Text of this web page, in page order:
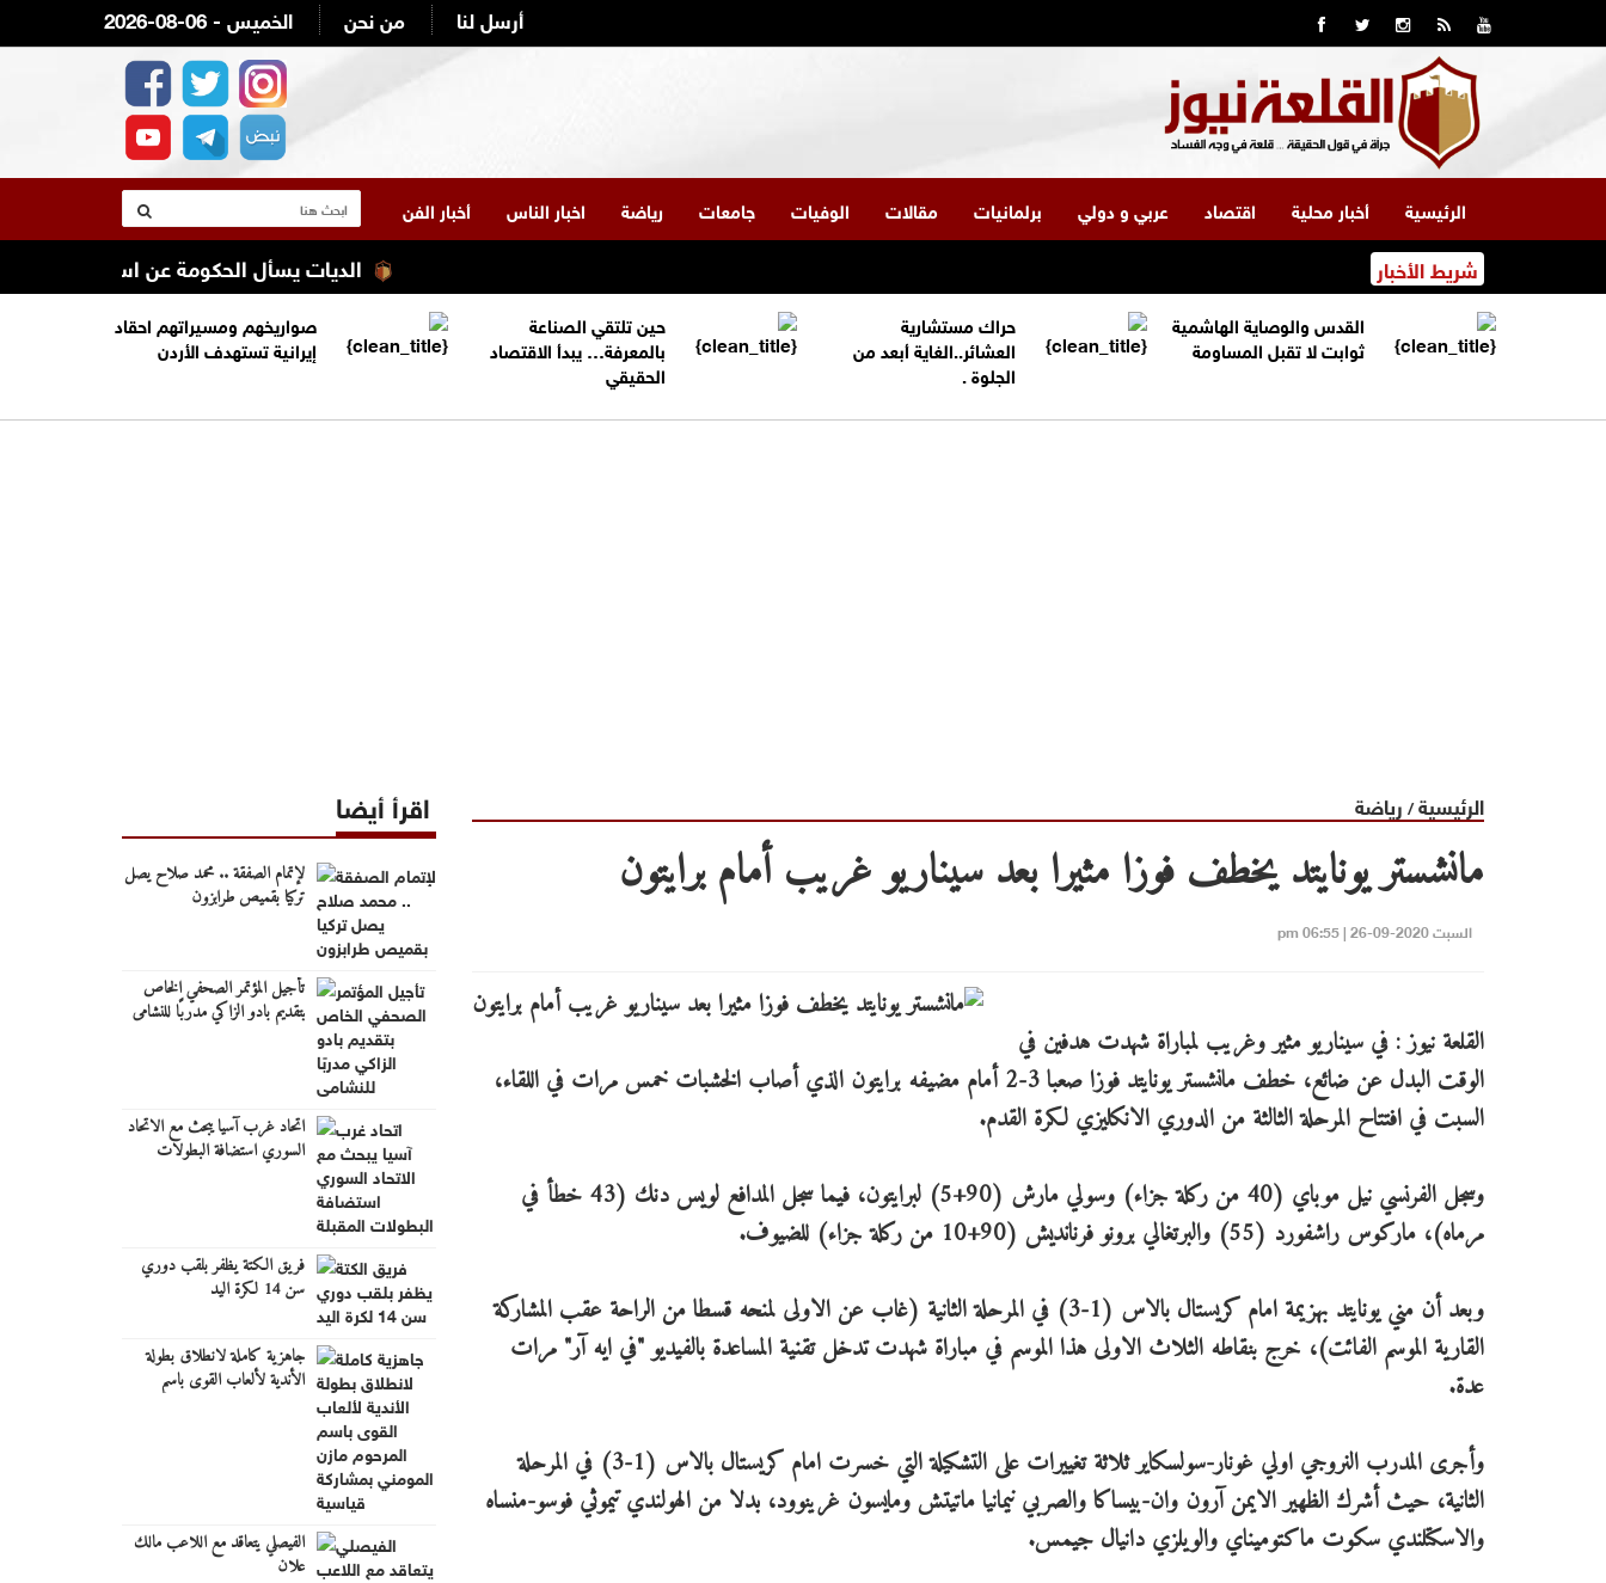
2026-08-06 - الخميس من نحن أرسل لنا
الرئيسية أخبار محلية اقتصاد عربي و دولي برلمانيات مقالات الوفيات جامعات رياضة اخبار الناس أخبار الفن
شريط الأخبار الديات يسأل الحكومة عن اسباب ضعف الطلبة في
القدس والوصاية الهاشمية
ثوابت لا تقبل المساومة
حراك مستشارية
العشائر..الغاية أبعد من
الجلوة .
حين تلتقي الصناعة
بالمعرفة… يبدأ الاقتصاد
الحقيقي
صواريخهم ومسيراتهم احقاد
إيرانية تستهدف الأردن
الرئيسية/ رياضة
مانشستر يونايتد يخطف فوزا مثيرا بعد سيناريو غريب أمام برايتون
السبت 2020-09-26 | 06:55 pm
القلعة نيوز : في سيناريو مثير وغريب لمباراة شهدت هدفين في
الوقت البدل عن ضائع، خطف مانشستر يونايتد فوزا صعبا 3-2 أمام مضيفه برايتون الذي أصاب الخشبات خمس مرات في اللقاء،
السبت في افتتاح المرحلة الثالثة من الدوري الانكليزي لكرة القدم.
وسجل الفرنسي نيل موباي (40 من ركلة جزاء) وسولي مارش (90+5) لبرايتون، فيما سجل المدافع لويس دنك (43 خطأ في
مرماه)، ماركوس راشفورد (55) والبرتغالي برونو فرنانديش (90+10 من ركلة جزاء) للضيوف.
وبعد أن مني يونايتد بهزيمة امام كريستال بالاس (1-3) في المرحلة الثانية (غاب عن الاولى لمنحه قسطا من الراحة عقب المشاركة
القارية الموسم الفائت)، خرج بنقاطه الثلاث الاولى هذا الموسم في مباراة شهدت تدخل تقنية المساعدة بالفيديو "في ايه آر" مرات
عدة.
وأجرى المدرب النروجي اولي غونار-سولسكاير ثلاثة تغييرات على التشكيلة التي خسرت امام كريستال بالاس (1-3) في المرحلة
الثانية، حيث أشرك الظهير الايمن آرون وان-بيساكا والصربي نيمانيا ماتيتش ومايسون غرينوود، بدلا من الهولندي تيموثي فوسو-منساه
والاسكتلندي سكوت ماكتوميناي والويلزي دانيال جيمس.
اقرأ أيضا
لإتمام الصفقة .. محمد صلاح يصل
تركيا بقميص طرابزون
تأجيل المؤتمر الصحفي الخاص
بتقديم بادو الزاكي مدربًا للنشامى
اتحاد غرب آسيا يبحث مع الاتحاد
السوري استضافة البطولات
فريق الكتة يظفر بلقب دوري
سن 14 لكرة اليد
جاهزية كاملة لانطلاق بطولة
الأندية لألعاب القوى باسم
الفيصلي يتعاقد مع اللاعب مالك
علان